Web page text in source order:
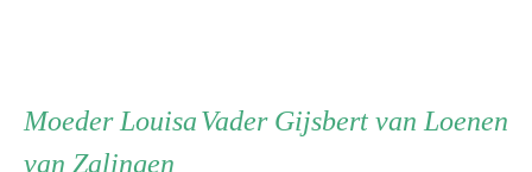
PersoonVader Vader
Gijsbert van Loenen
Moeder Moeder
Louisa
van Zalingen